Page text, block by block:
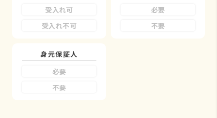
受入れ可
受入れ不可
必要
不要
身元保証人
必要
不要